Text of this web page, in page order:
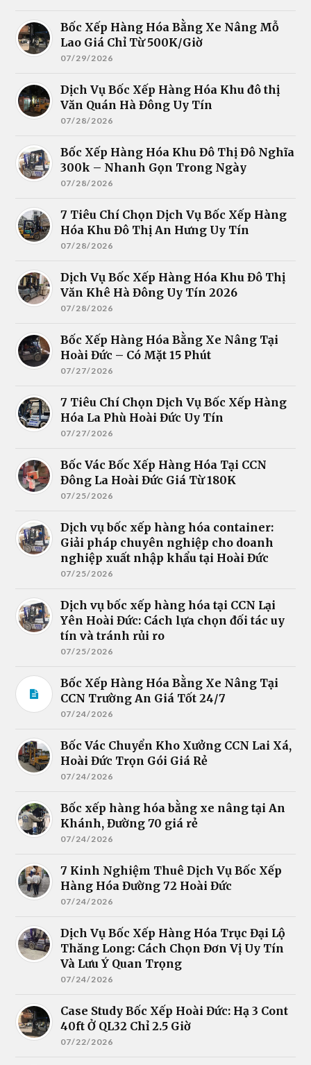
Bốc Xếp Hàng Hóa Bằng Xe Nâng Mỗ
Lao Giá Chỉ Từ 500K/Giờ
07/29/2026
Dịch Vụ Bốc Xếp Hàng Hóa Khu đô thị
Văn Quán Hà Đông Uy Tín
07/28/2026
Bốc Xếp Hàng Hóa Khu Đô Thị Đô Nghĩa
300k – Nhanh Gọn Trong Ngày
07/28/2026
7 Tiêu Chí Chọn Dịch Vụ Bốc Xếp Hàng
Hóa Khu Đô Thị An Hưng Uy Tín
07/28/2026
Dịch Vụ Bốc Xếp Hàng Hóa Khu Đô Thị
Văn Khê Hà Đông Uy Tín 2026
07/28/2026
Bốc Xếp Hàng Hóa Bằng Xe Nâng Tại
Hoài Đức – Có Mặt 15 Phút
07/27/2026
7 Tiêu Chí Chọn Dịch Vụ Bốc Xếp Hàng
Hóa La Phù Hoài Đức Uy Tín
07/27/2026
Bốc Vác Bốc Xếp Hàng Hóa Tại CCN
Đông La Hoài Đức Giá Từ 180K
07/25/2026
Dịch vụ bốc xếp hàng hóa container:
Giải pháp chuyên nghiệp cho doanh
nghiệp xuất nhập khẩu tại Hoài Đức
07/25/2026
Dịch vụ bốc xếp hàng hóa tại CCN Lại
Yên Hoài Đức: Cách lựa chọn đối tác uy
tín và tránh rủi ro
07/25/2026
Bốc Xếp Hàng Hóa Bằng Xe Nâng Tại
CCN Trường An Giá Tốt 24/7
07/24/2026
Bốc Vác Chuyển Kho Xưởng CCN Lai Xá,
Hoài Đức Trọn Gói Giá Rẻ
07/24/2026
Bốc xếp hàng hóa bằng xe nâng tại An
Khánh, Đường 70 giá rẻ
07/24/2026
7 Kinh Nghiệm Thuê Dịch Vụ Bốc Xếp
Hàng Hóa Đường 72 Hoài Đức
07/24/2026
Dịch Vụ Bốc Xếp Hàng Hóa Trục Đại Lộ
Thăng Long: Cách Chọn Đơn Vị Uy Tín
Và Lưu Ý Quan Trọng
07/24/2026
Case Study Bốc Xếp Hoài Đức: Hạ 3 Cont
40ft Ở QL32 Chỉ 2.5 Giờ
07/22/2026